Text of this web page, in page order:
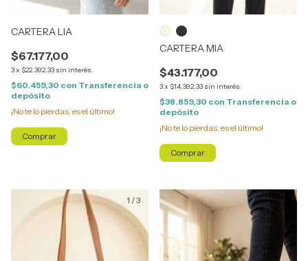
CARTERA LIA
$67.177,00
3x $22.392,33 sin interés
$60.459,30 con Transferencia o
depósito
¡No te lo pierdas, es el último!
CARTERA MIA
$43.177,00
3x $14.392,33 sin interés
$38.859,30 con Transferencia o
depósito
¡No te lo pierdas, es el último!
Comprar
1 /3